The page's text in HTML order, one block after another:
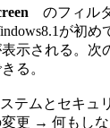
のフィル
が初
表示される。
る。
テムとセキュ
変更 → 何もし